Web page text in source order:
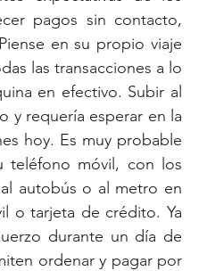
pagos sin contacto,
en su propio viaje
las transacciones a lo
en efectivo. Subir al
y requería esperar en la
hoy. Es muy probable
teléfono móvil, con los
autobús o al metro en
o tarjeta de crédito. Ya
durante un día de
ordenar y pagar por